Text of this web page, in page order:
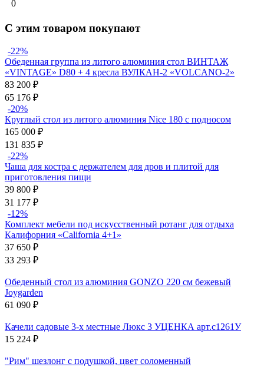
0
С этим товаром покупают
-22%
Обеденная группа из литого алюминия стол ВИНТАЖ
«VINTAGE» D80 + 4 кресла ВУЛКАН-2 «VOLCANO-2»
83 200 ₽
65 176 ₽
-20%
Круглый стол из литого алюминия Nice 180 с подносом
165 000 ₽
131 835 ₽
-22%
Чаша для костра с держателем для дров и плитой для
приготовления пищи
39 800 ₽
31 177 ₽
-12%
Комплект мебели под искусственный ротанг для отдыха
Калифорния «California 4+1»
37 650 ₽
33 293 ₽
Обеденный стол из алюминия GONZO 220 см бежевый
Joygarden
61 090 ₽
Качели садовые 3-х местные Люкс 3 УЦЕНКА арт.с1261У
15 224 ₽
"Рим" шезлонг с подушкой, цвет соломенный